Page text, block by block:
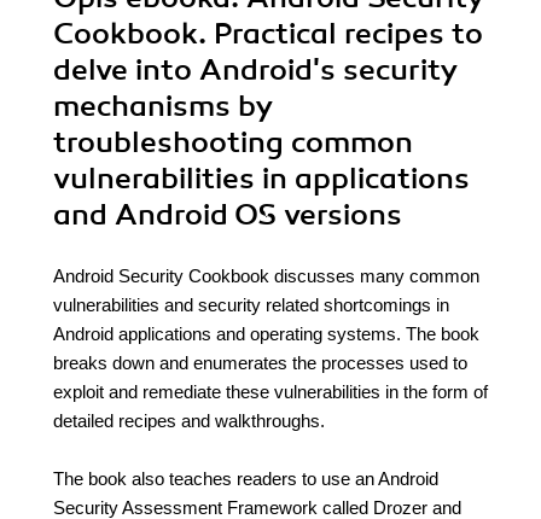
Cookbook. Practical recipes to
delve into Android's security
mechanisms by
troubleshooting common
vulnerabilities in applications
and Android OS versions
Android Security Cookbook discusses many common
vulnerabilities and security related shortcomings in
Android applications and operating systems. The book
breaks down and enumerates the processes used to
exploit and remediate these vulnerabilities in the form of
detailed recipes and walkthroughs.
The book also teaches readers to use an Android
Security Assessment Framework called Drozer and